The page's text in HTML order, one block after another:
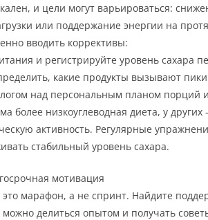
и цели могут варьироваться:
или поддержание энергии на
вводить коррективы:
и регистрируйте уровень сахара
какие продукты вызывают
над персональным планом порций
более низкоуглеводная диета, у
активность. Регулярные
стабильный уровень сахара.
мотивация
марафон, а не спринт. Найдите
делиться опытом и получать